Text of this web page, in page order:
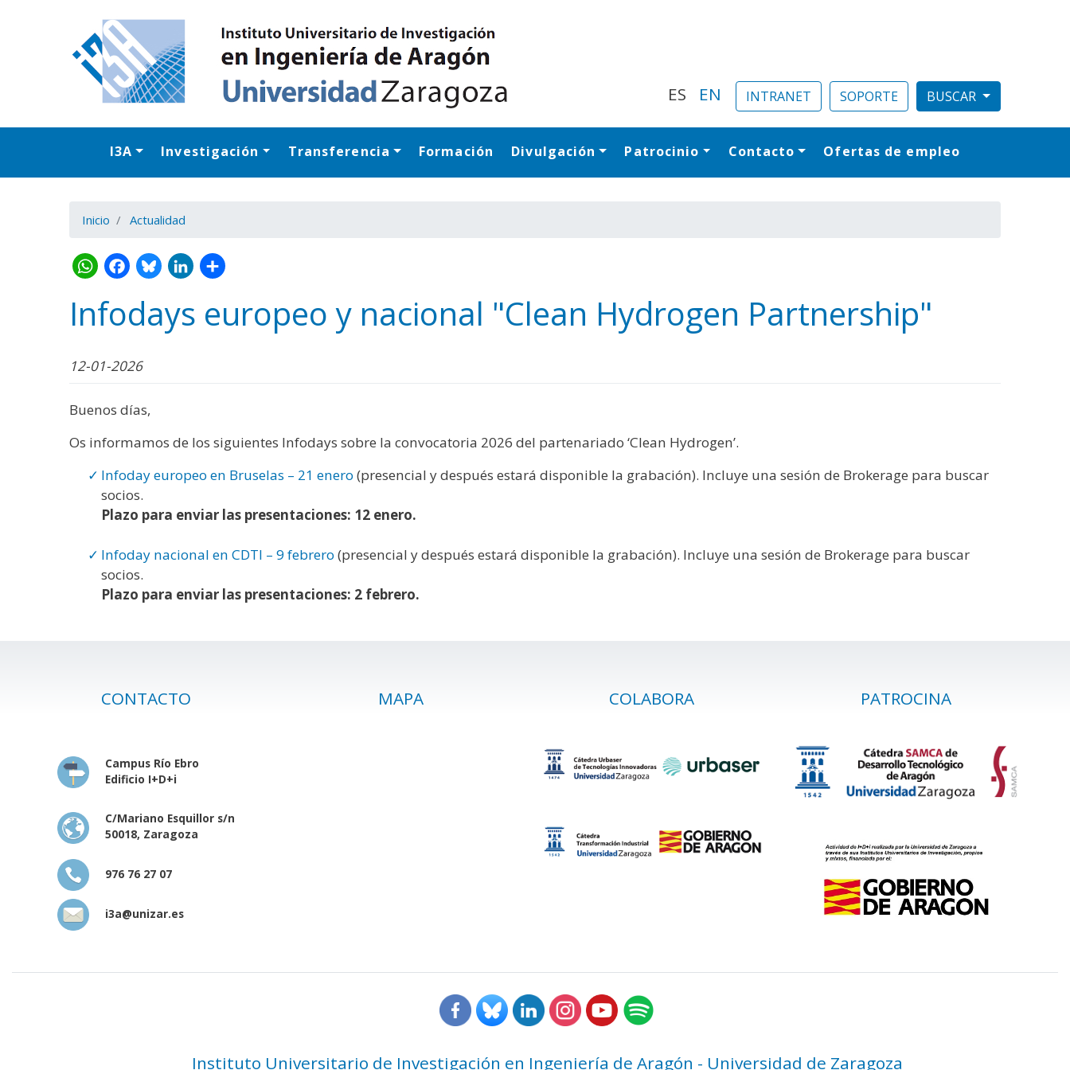
ES EN INTRANET SOPORTE
Navegación principal
I3A Investigación Transferencia Formación Divulgación Patrocinio Contacto Ofertas de empleo
Inicio Actualidad
Infodays europeo y nacional "Clean Hydrogen Partnership"
12-01-2026
Buenos días,
Os informamos de los siguientes Infodays sobre la convocatoria 2026 del partenariado ‘Clean Hydrogen’.
Infoday europeo en Bruselas – 21 enero(presencial y después estará disponible la grabación). Incluye una sesión de Brokerage para buscar
socios.
Plazo para enviar las presentaciones: 12 enero.
Infoday nacional en CDTI – 9 febrero(presencial y después estará disponible la grabación). Incluye una sesión de Brokerage para buscar
socios.
Plazo para enviar las presentaciones: 2 febrero.
CONTACTO
Campus Río Ebro
Edificio I+D+i
C/Mariano Esquillor s/n
50018, Zaragoza
976 76 27 07
i3a@unizar.es
MAPA COLABORA PATROCINA
Instituto Universitario de Investigación en Ingeniería de Aragón - Universidad de Zaragoza